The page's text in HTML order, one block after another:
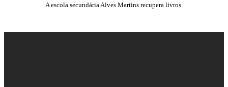
A escola secundária Alves Martins recupera livros.